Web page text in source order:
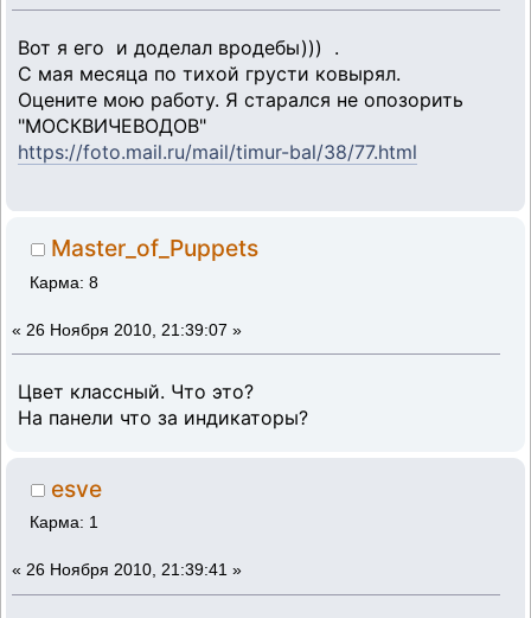
Вот я его и доделал вродебы))) .
С мая месяца по тихой грусти ковырял.
Оцените мою работу. Я старался не опозорить
"МОСКВИЧЕВОДОВ"
https://foto.mail.ru/mail/timur-bal/38/77.html
Master_of_Puppets
Карма: 8
« 26 Ноября 2010, 21:39:07 »
Цвет классный. Что это?
На панели что за индикаторы?
esve
Карма: 1
« 26 Ноября 2010, 21:39:41 »